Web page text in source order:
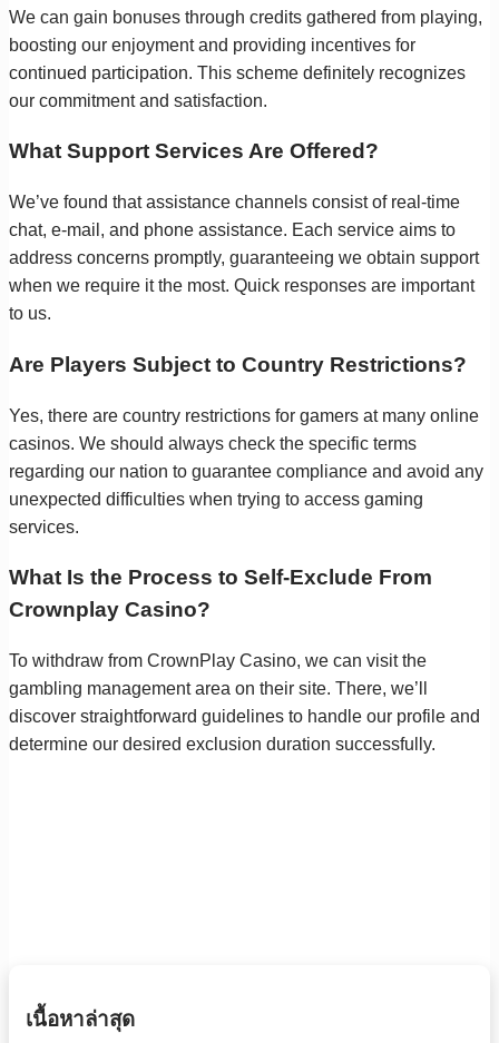
We can gain bonuses through credits gathered from playing,
boosting our enjoyment and providing incentives for
continued participation. This scheme definitely recognizes
our commitment and satisfaction.
What Support Services Are Offered?
We’ve found that assistance channels consist of real-time
chat, e-mail, and phone assistance. Each service aims to
address concerns promptly, guaranteeing we obtain support
when we require it the most. Quick responses are important
to us.
Are Players Subject to Country Restrictions?
Yes, there are country restrictions for gamers at many online
casinos. We should always check the specific terms
regarding our nation to guarantee compliance and avoid any
unexpected difficulties when trying to access gaming
services.
What Is the Process to Self-Exclude From
Crownplay Casino?
To withdraw from CrownPlay Casino, we can visit the
gambling management area on their site. There, we’ll
discover straightforward guidelines to handle our profile and
determine our desired exclusion duration successfully.
เนื้อหาล่าสุด